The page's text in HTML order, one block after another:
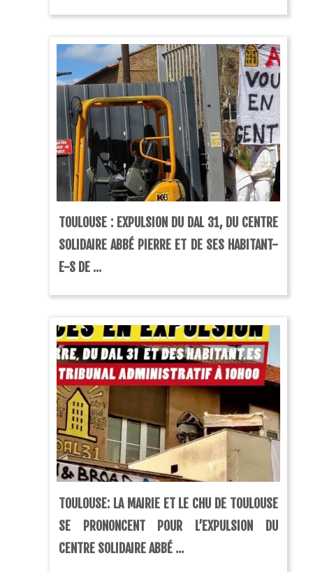
TOULOUSE : EXPULSION DU DAL 31, DU CENTRE
SOLIDAIRE ABBÉ PIERRE ET DE SES HABITANT-
E-S DE ...
TOULOUSE: LA MAIRIE ET LE CHU DE TOULOUSE
SE PRONONCENT POUR L’EXPULSION DU
CENTRE SOLIDAIRE ABBÉ ...